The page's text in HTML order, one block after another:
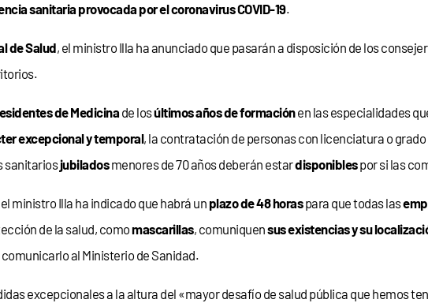
sanitaria provocada por el coronavirus COVID-19.
de Salud, el ministro Illa ha anunciado que pasarán a disposición de los
de Medicinade losúltimos años de formaciónen las especialidades
excepcional y temporal, la contratación de personas con licenciatura o
sanitariosjubiladosmenores de 70 años deberán estardisponiblespor si las
ministro Illa ha indicado que habrá unplazo de 48 horaspara que todas las
de la salud, comomascarillas, comuniquensus existencias y su
al Ministerio de Sanidad.
excepcionales a la altura del «mayor desafío de salud pública que hemos